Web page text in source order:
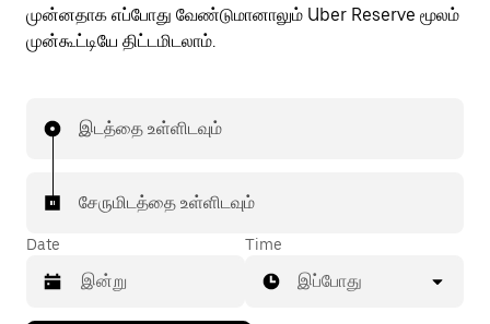
முன்னதாக எப்போது வேண்டுமானாலும் Uber Reserve மூலம்
முன்கூட்டியே திட்டமிடலாம்.
இடத்தை உள்ளிடவும்
சேருமிடத்தை உள்ளிடவும்
Date Time
இப்போது